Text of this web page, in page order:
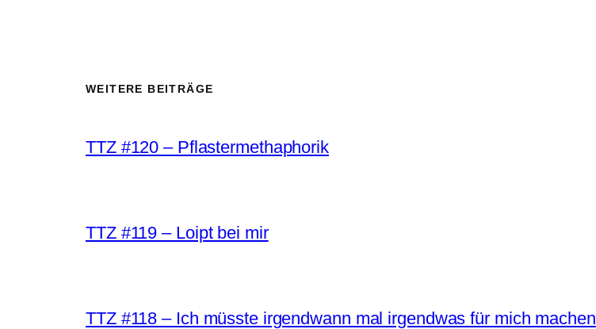
WEITERE BEITRÄGE
TTZ #120 – Pflastermethaphorik
TTZ #119 – Loipt bei mir
TTZ #118 – Ich müsste irgendwann mal irgendwas für mich machen